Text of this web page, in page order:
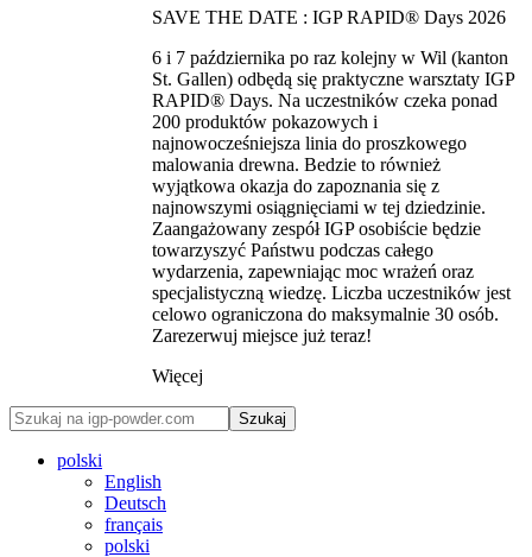
SAVE THE DATE : IGP RAPID® Days 2026
6 i 7 października po raz kolejny w Wil (kanton
St. Gallen) odbędą się praktyczne warsztaty IGP
RAPID® Days. Na uczestników czeka ponad
200 produktów pokazowych i
najnowocześniejsza linia do proszkowego
malowania drewna. Bedzie to również
wyjątkowa okazja do zapoznania się z
najnowszymi osiągnięciami w tej dziedzinie.
Zaangażowany zespół IGP osobiście będzie
towarzyszyć Państwu podczas całego
wydarzenia, zapewniając moc wrażeń oraz
specjalistyczną wiedzę. Liczba uczestników jest
celowo ograniczona do maksymalnie 30 osób.
Zarezerwuj miejsce już teraz!
Więcej
Szukaj
polski
English
Deutsch
français
polski